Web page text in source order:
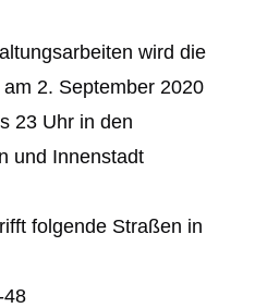
wird die
2. September 2020
23 Uhr in den
und Innenstadt
folgende Straßen in
48